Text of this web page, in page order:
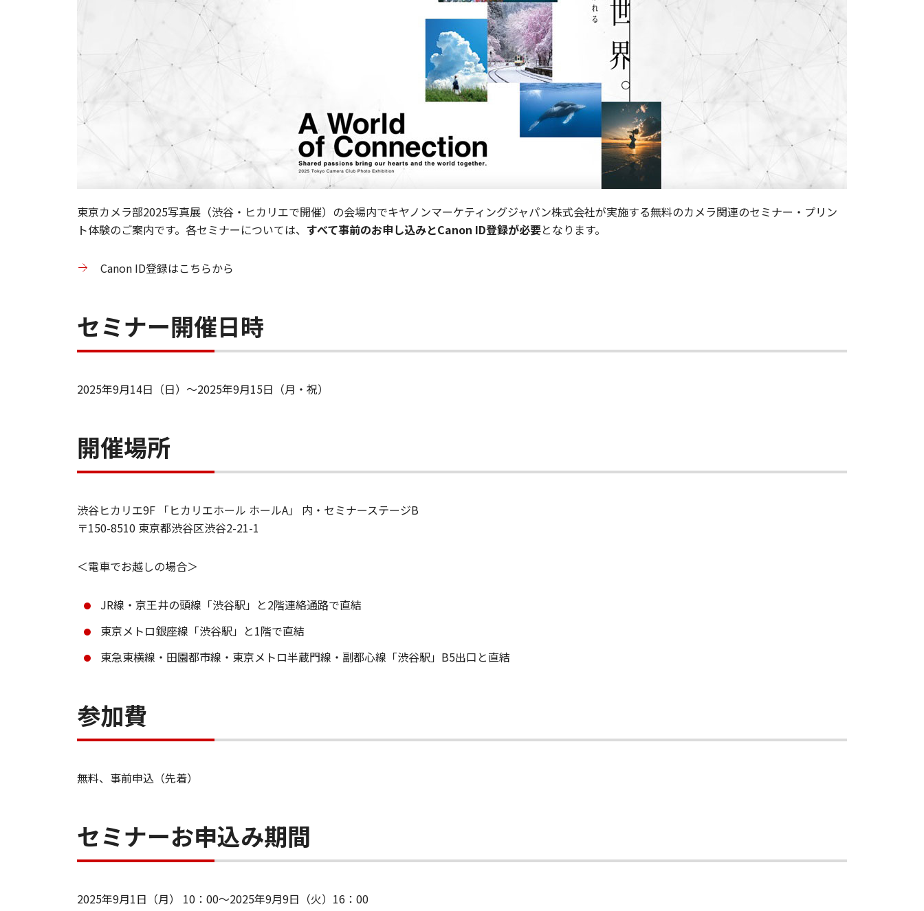
東京カメラ部2025写真展（渋谷・ヒカリエで開催）の会場内でキヤノンマーケティングジャパン株式会社が実施する無料のカメラ関連のセミナー・プリン
ト体験のご案内です。各セミナーについては、 すべて事前のお申し込みとCanon ID登録が必要となります。
Canon ID登録はこちらから
セミナー開催日時
2025年9月14日（日）～2025年9月15日（月・祝）
開催場所
渋谷ヒカリエ9F 「ヒカリエホール ホールA」 内・セミナーステージB
〒150-8510 東京都渋谷区渋谷2-21-1
＜電車でお越しの場合＞
JR線・京王井の頭線「渋谷駅」と2階連絡通路で直結
東京メトロ銀座線「渋谷駅」と1階で直結
東急東横線・田園都市線・東京メトロ半蔵門線・副都心線「渋谷駅」B5出口と直結
参加費
無料、事前申込（先着）
セミナーお申込み期間
2025年9月1日（月） 10：00～2025年9月9日（火）16：00